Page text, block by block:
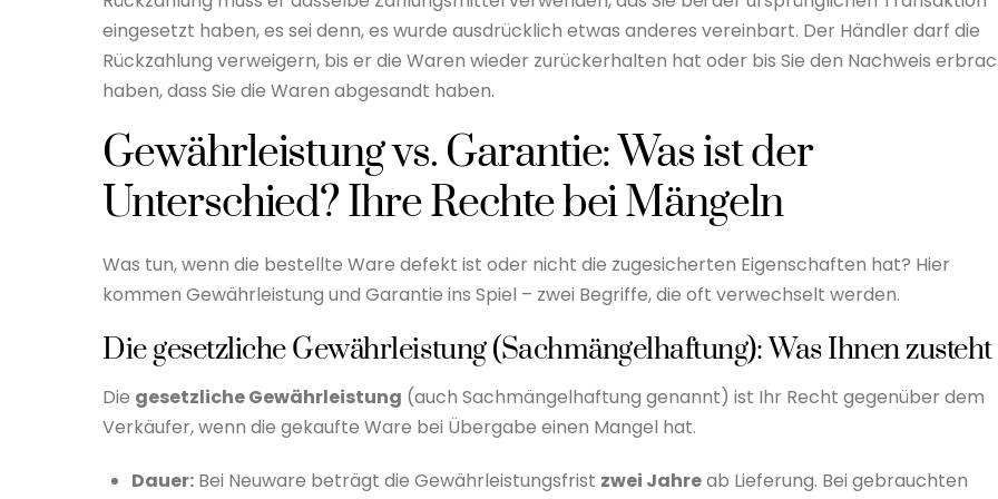
eingesetzt haben, es sei denn, es wurde ausdrücklich etwas anderes vereinbart. Der Händler darf die
Rückzahlung verweigern, bis er die Waren wieder zurückerhalten hat oder bis Sie den Nachweis
haben, dass Sie die Waren abgesandt haben.
Gewährleistung vs. Garantie: Was ist der
Unterschied? Ihre Rechte bei Mängeln
Was tun, wenn die bestellte Ware defekt ist oder nicht die zugesicherten Eigenschaften hat? Hier
kommen Gewährleistung und Garantie ins Spiel – zwei Begriffe, die oft verwechselt werden.
Die gesetzliche Gewährleistung (Sachmängelhaftung): Was Ihnen zusteht
Die gesetzliche Gewährleistung (auch Sachmängelhaftung genannt) ist Ihr Recht gegenüber dem
Verkäufer, wenn die gekaufte Ware bei Übergabe einen Mangel hat.
Dauer:Bei Neuware beträgt die Gewährleistungsfrist zwei Jahreab Lieferung. Bei gebrauchten